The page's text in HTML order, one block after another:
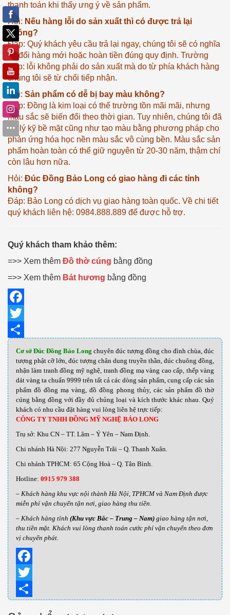
thanh toán khi thấy ưng ý về sản phẩm.
Hỏi: Nếu hàng lỗi do sản xuất thì có được trả lại
không?
Đáp: Quý khách yêu cầu trả lại ngay, chúng tôi sẽ có nghĩa
vụ đổi hàng mới hoặc hoàn tiền đúng quy định. Trường
hợp: lỗi không phải do sản xuất mà do từ phía khách hàng
chúng tôi sẽ từ chối tiếp nhận.
Hỏi: Sản phẩm có dễ bị bay màu không?
Đáp: Đồng là kim loại có thể trường tồn mãi mãi, nhưng
màu sắc sẽ biến đổi theo thời gian. Tuy nhiên, chúng tôi đã
xử lý kỹ bề mặt cũng như tạo màu bằng phương pháp cho
phản ứng hóa học nền màu sắc vô cùng bền. Màu sắc sản
phẩm hoàn toàn có thể giữ nguyên từ 20-30 năm, thậm chí
còn lâu hơn nữa.
Hỏi: Đúc Đồng Bảo Long có giao hàng đi các tỉnh
không?
Đáp: Bảo Long có dịch vụ giao hàng toàn quốc. Về chi tiết
quý khách liên hệ: 0984.888.889 để được hỗ trợ.
Quý khách tham khảo thêm:
=>> Xem thêm Đồ thờ cúng bằng đồng
=>> Xem thêm Bát hương bằng đồng
Facebook
Twitter
ShareCơ sở Đúc Đồng Bảo Long chuyên đúc tượng đồng cho đình chùa, đúc
tượng phật cỡ lớn, đúc tượng chân dung truyền thần, đúc chuông đồng,
nhận làm tranh đồng mỹ nghệ, tranh đồng mạ vàng cao cấp, thếp vàng
dát vàng ta chuẩn 9999 trên tất cả các dòng sản phẩm, cung cấp các sản
phẩm đồ đồng mạ vàng, đồ đồng phong thủy, các sản phẩm đồ thờ
cúng bằng đồng với đầy đủ chủng loại và kích thước khác nhau. Quý
khách có nhu cầu đặt hàng vui lòng liên hệ trực tiếp:
CÔNG TY TNHH ĐỒNG MỸ NGHỆ BẢO LONG
Trụ sở: Khu CN – TT. Lâm – Ý Yên – Nam Định.
Chi nhánh Hà Nội: 277 Nguyễn Trãi – Q. Thanh Xuân.
Chi nhánh TPHCM: 65 Cộng Hoà – Q. Tân Bình.
Hotline: 0915 979 388
– Khách hàng khu vực nội thành Hà Nội, TPHCM và Nam Định được
miễn phí vận chuyển tận nơi, giao hàng thu tiền.
– Khách hàng tỉnh (Khu vực Bắc – Trung – Nam) giao hàng tận nơi,
thu tiền mặt. Khách vui lòng thanh toán cước phí vận chuyển theo đơn
vị chuyển phát.
Facebook
Twitter